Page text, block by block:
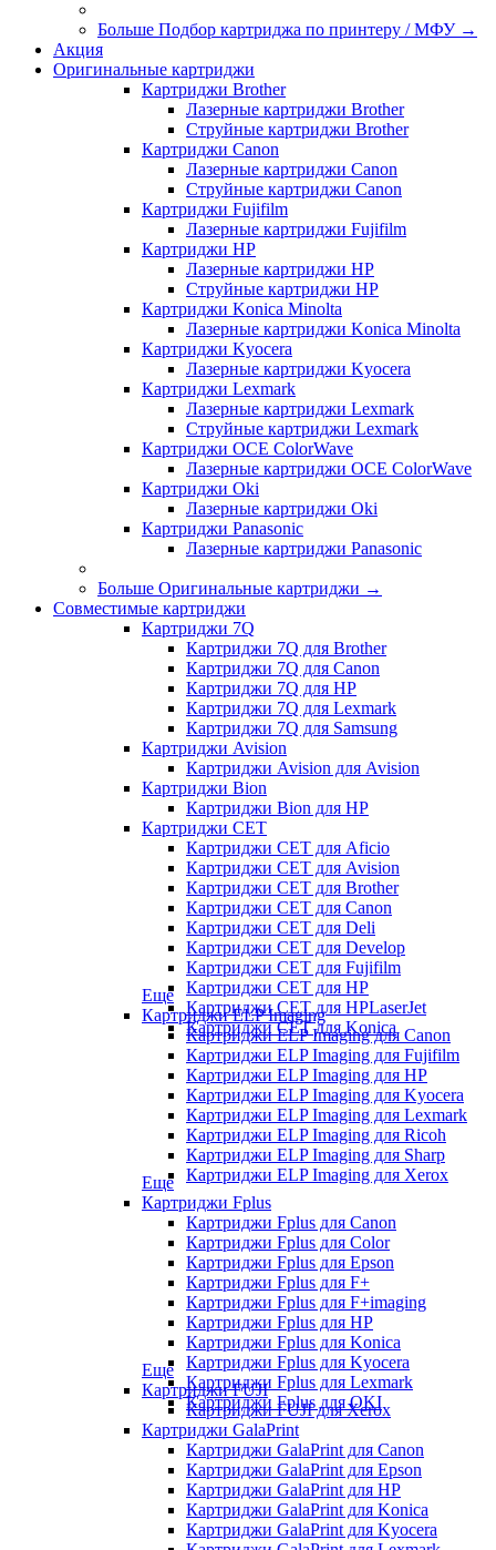
Больше Подбор картриджа по принтеру / МФУ →
Акция
Оригинальные картриджи
Картриджи Brother
Лазерные картриджи Brother
Струйные картриджи Brother
Картриджи Canon
Лазерные картриджи Canon
Струйные картриджи Canon
Картриджи Fujifilm
Лазерные картриджи Fujifilm
Картриджи HP
Лазерные картриджи HP
Струйные картриджи HP
Картриджи Konica Minolta
Лазерные картриджи Konica Minolta
Картриджи Kyocera
Лазерные картриджи Kyocera
Картриджи Lexmark
Лазерные картриджи Lexmark
Струйные картриджи Lexmark
Картриджи OCE ColorWave
Лазерные картриджи OCE ColorWave
Картриджи Oki
Лазерные картриджи Oki
Картриджи Panasonic
Лазерные картриджи Panasonic
Больше Оригинальные картриджи →
Совместимые картриджи
Картриджи 7Q
Картриджи 7Q для Brother
Картриджи 7Q для Canon
Картриджи 7Q для HP
Картриджи 7Q для Lexmark
Картриджи 7Q для Samsung
Картриджи Avision
Картриджи Avision для Avision
Картриджи Bion
Картриджи Bion для HP
Картриджи CET
Картриджи CET для Aficio
Картриджи CET для Avision
Картриджи CET для Brother
Картриджи CET для Canon
Картриджи CET для Deli
Картриджи CET для Develop
Картриджи CET для Fujifilm
Картриджи CET для HP
Картриджи CET для HPLaserJet
Картриджи CET для Konica
Еще
Картриджи ELP Imaging
Картриджи ELP Imaging для Canon
Картриджи ELP Imaging для Fujifilm
Картриджи ELP Imaging для HP
Картриджи ELP Imaging для Kyocera
Картриджи ELP Imaging для Lexmark
Картриджи ELP Imaging для Ricoh
Картриджи ELP Imaging для Sharp
Картриджи ELP Imaging для Xerox
Еще
Картриджи Fplus
Картриджи Fplus для Canon
Картриджи Fplus для Color
Картриджи Fplus для Epson
Картриджи Fplus для F+
Картриджи Fplus для F+imaging
Картриджи Fplus для HP
Картриджи Fplus для Konica
Картриджи Fplus для Kyocera
Картриджи Fplus для Lexmark
Картриджи Fplus для OKI
Еще
Картриджи FUJI
Картриджи FUJI для Xerox
Картриджи GalaPrint
Картриджи GalaPrint для Canon
Картриджи GalaPrint для Epson
Картриджи GalaPrint для HP
Картриджи GalaPrint для Konica
Картриджи GalaPrint для Kyocera